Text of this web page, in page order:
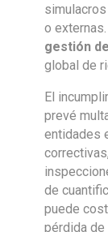
o
gestión
global de
El
prevé
entidades
de
puede
pérdida de